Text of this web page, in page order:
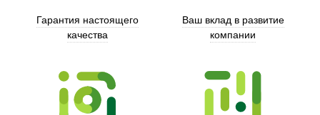
Гарантия настоящего
качества
Ваш вклад в развитие
компании